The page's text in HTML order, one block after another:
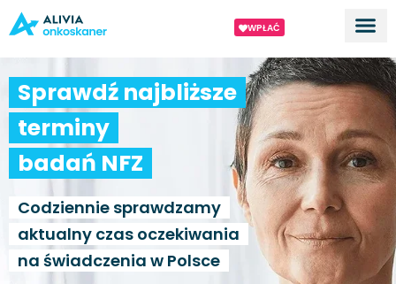
WPŁAĆ
Sprawdź najbliższe
terminy
badań NFZ
Codziennie sprawdzamy
aktualny czas oczekiwania
na świadczenia w Polsce